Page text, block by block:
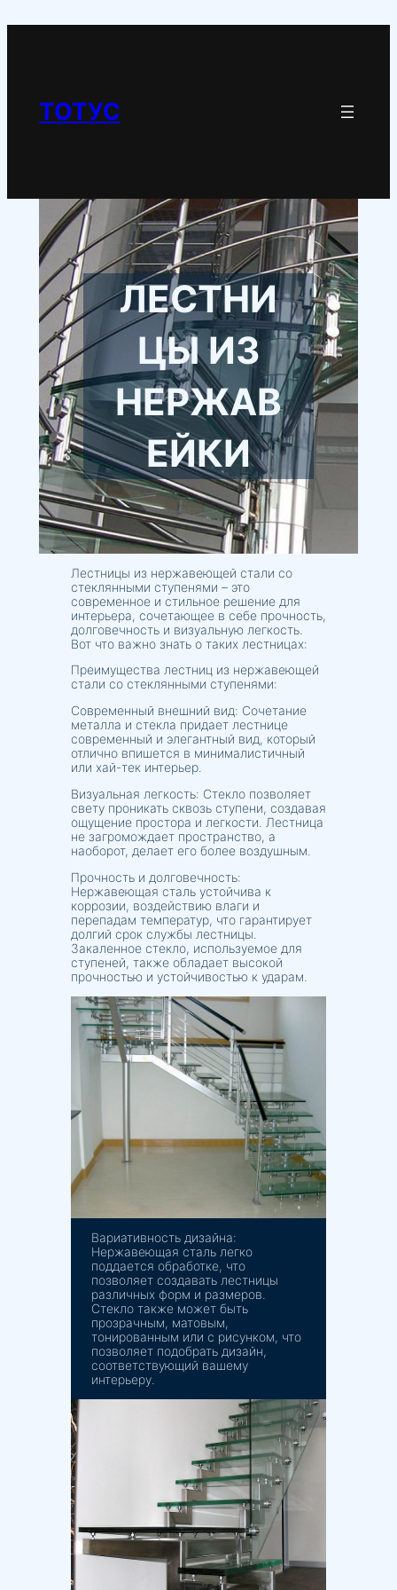
к
ТОТУС
ЛЕСТНИ
ЦЫ ИЗ
НЕРЖАВ
ЕЙКИ
Лестницы из нержавеющей стали со
стеклянными ступенями – это
современное и стильное решение для
интерьера, сочетающее в себе прочность,
долговечность и визуальную легкость.
Вот что важно знать о таких лестницах:
Преимущества лестниц из нержавеющей
стали со стеклянными ступенями:
Современный внешний вид: Сочетание
металла и стекла придает лестнице
современный и элегантный вид, который
отлично впишется в минималистичный
или хай-тек интерьер.
Визуальная легкость: Стекло позволяет
свету проникать сквозь ступени, создавая
ощущение простора и легкости. Лестница
не загромождает пространство, а
наоборот, делает его более воздушным.
Прочность и долговечность:
Нержавеющая сталь устойчива к
коррозии, воздействию влаги и
перепадам температур, что гарантирует
долгий срок службы лестницы.
Закаленное стекло, используемое для
ступеней, также обладает высокой
прочностью и устойчивостью к ударам.
Вариативность дизайна:
Нержавеющая сталь легко
поддается обработке, что
позволяет создавать лестницы
различных форм и размеров.
Стекло также может быть
прозрачным, матовым,
тонированным или с рисунком, что
позволяет подобрать дизайн,
соответствующий вашему
интерьеру.